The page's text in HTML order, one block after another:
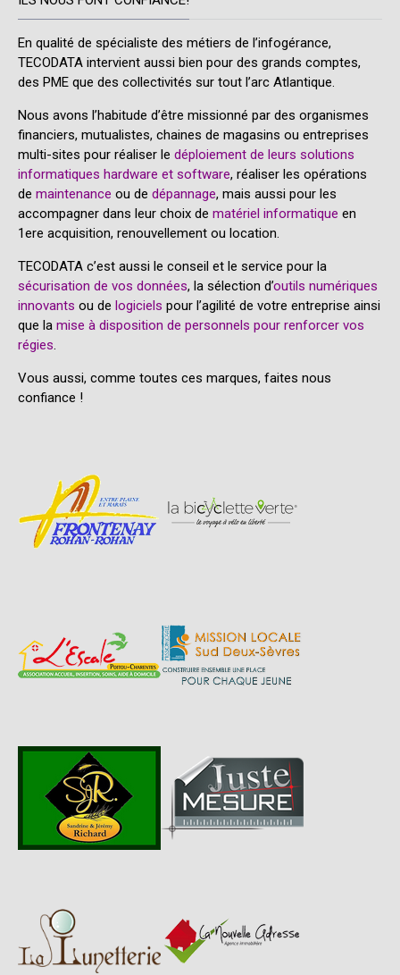
En qualité de spécialiste des métiers de l’infogérance,
TECODATA intervient aussi bien pour des grands comptes,
des PME que des collectivités sur tout l’arc Atlantique.
Nous avons l’habitude d’être missionné par des organismes
financiers, mutualistes, chaines de magasins ou entreprises
multi-sites pour réaliser le déploiement de leurs solutions
informatiques hardware et software, réaliser les opérations
de maintenance ou de dépannage, mais aussi pour les
accompagner dans leur choix de matériel informatique en
1ere acquisition, renouvellement ou location.
TECODATA c’est aussi le conseil et le service pour la
sécurisation de vos données, la sélection d’outils numériques
innovants ou de logiciels pour l’agilité de votre entreprise ainsi
que la mise à disposition de personnels pour renforcer vos
régies.
Vous aussi, comme toutes ces marques, faites nous
confiance !